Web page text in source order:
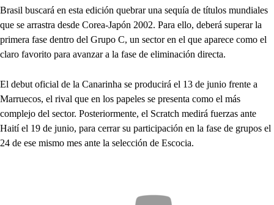
Brasil buscará en esta edición quebrar una sequía de títulos mundiales
que se arrastra desde Corea-Japón 2002. Para ello, deberá superar la
primera fase dentro del Grupo C, un sector en el que aparece como el
claro favorito para avanzar a la fase de eliminación directa.
El debut oficial de la Canarinha se producirá el 13 de junio frente a
Marruecos, el rival que en los papeles se presenta como el más
complejo del sector. Posteriormente, el Scratch medirá fuerzas ante
Haití el 19 de junio, para cerrar su participación en la fase de grupos el
24 de ese mismo mes ante la selección de Escocia.